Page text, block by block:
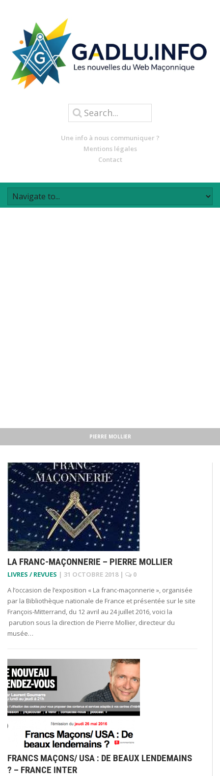
Une info à nous communiquer ?
Mentions légales
Contact
PIERRE MOLLIER
LA FRANC-MAÇONNERIE – PIERRE MOLLIER
LIVRES / REVUES | 31 OCTOBRE 2018 |
0
A l’occasion de l’exposition « La franc-maçonnerie », organisée
par la Bibliothèque nationale de France et présentée sur le site
François-Mitterrand, du 12 avril au 24 juillet 2016, voici la
parution sous la direction de Pierre Mollier, directeur du
musée…
FRANCS MAÇONS/ USA : DE BEAUX LENDEMAINS
? – FRANCE INTER